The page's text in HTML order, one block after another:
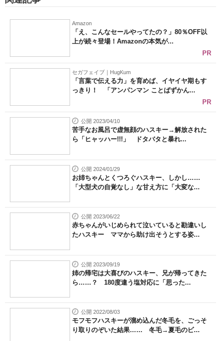
Amazon
「え、こんなセールやってたの？」80％OFF以
上が続々登場！Amazonの本気が...
PR
セガフェイブ｜HugKum
「言葉で伝える力」を育めば、イヤイヤ期もす
っきり！ 「アンパンマン ことばずかん...
PR
公開 2023/04/10
苦手なお風呂で虚無顔のハスキー→解放された
ら「ヒャッハー!!!」 ドタバタと暴れ...
公開 2024/01/29
お姉ちゃんとくつろぐハスキー、しかし……
「大型犬の自覚なし」な甘え方に「大変な...
公開 2023/06/22
赤ちゃんがいじめられて泣いていると勘違いし
たハスキー ママから助け出そうとする姿...
公開 2023/09/19
姉の帰宅は大喜びのハスキー、兄が帰ってきた
ら……？ 180度違う塩対応に「思った...
公開 2022/08/03
モフモフハスキーが溜め込んだ冬毛を、ごっそ
り取りのぞいた結果…… 冬毛→夏毛のビ...